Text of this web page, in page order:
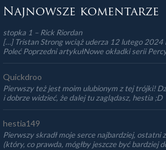
Najnowsze komentarze
stopka 1 – Rick Riordan
[…] Tristan Strong wciąż uderza 12 lutego 2024
Poleć Poprzedni artykułNowe okładki serii
Quickdroo
Pierwszy też jest moim ulubionym z tej trójki!
i dobrze widzieć, że dalej tu zaglądasz, hestia ;D
hestia149
Pierwszy skradł moje serce najbardziej, ostatni
(który, co prawda, mógłby jeszcze być bardziej